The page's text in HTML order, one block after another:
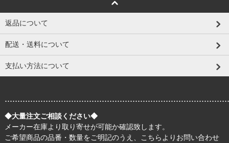
返品について
配送・送料について
支払い方法について
◆大量注文ご相談ください◆
メーカー在庫より取り寄せが可能か確認致します。
ご希望商品の品番・数量をご明記のうえ、
こちら よりお問い合わせ